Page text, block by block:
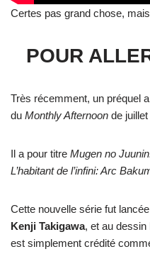
Certes pas grand chose,
POUR
Très récemment, un préquel
du Monthly Afternoon de
Il a pour titre Mugen no
L’habitant de l’infini: Arc
Cette nouvelle série fut
Kenji Takigawa, et au dessin
est simplement crédité